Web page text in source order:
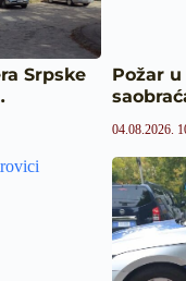
Srpske
Požar
04.08.2026.